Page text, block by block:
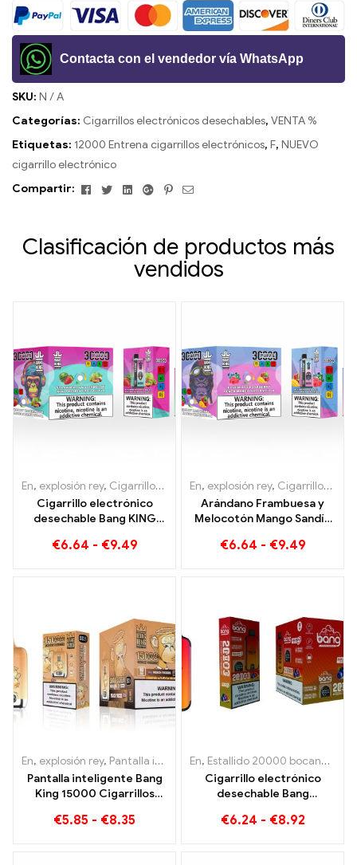
Contacta con el vendedor vía WhatsApp
SKU: N / A
Categorías: Cigarrillos electrónicos desechables, VENTA %
Etiquetas: 12000 Entrena cigarrillos electrónicos, F, NUEVO
cigarrillo electrónico
Compartir:
FacebookGorjeoLinkedInGoogle+Pinterest
Correo
Clasificación de productos más
vendidos
En, explosión rey, Cigarrillos electrónicos desechables Lituania
Cigarrillo electrónico
desechable Bang KING
30000 Trenes llenos de
€6.64 - €9.49
En, explosión rey, Cigarrillos electrónicos desechables Lituania
Arándano Frambuesa y
Melocotón Mango Sandía
Puffs CIGARRILLOS
perfecta
€6.64 - €9.49
En, explosión rey, Pantalla inteligente Bang King 15000 Soplo ,
Pantalla inteligente Bang
King 15000 Cigarrillos
Puff Peach Freeze
€5.85 - €8.35
En, Estallido 20000 bocanadas
Cigarrillo electrónico
desechable Bang
sandía y arándano y malla
€6.24 - €8.92